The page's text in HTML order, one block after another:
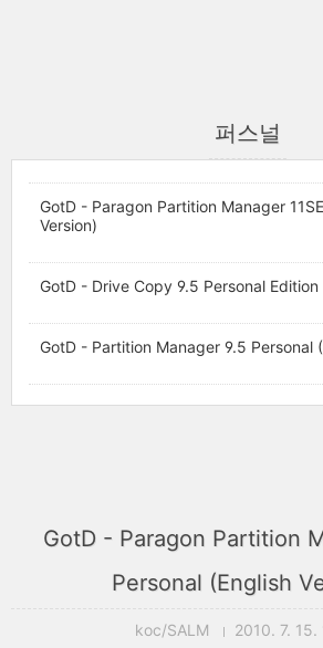
퍼스널
GotD - Paragon Partition Manager
Version)
GotD - Drive Copy 9.5 Personal Edition
GotD - Partition Manager 9.5 Personal
GotD - Paragon Partition
Personal (English
koc/SALM 2010. 7. 15.